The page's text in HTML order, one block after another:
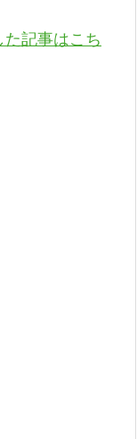
記事はこち